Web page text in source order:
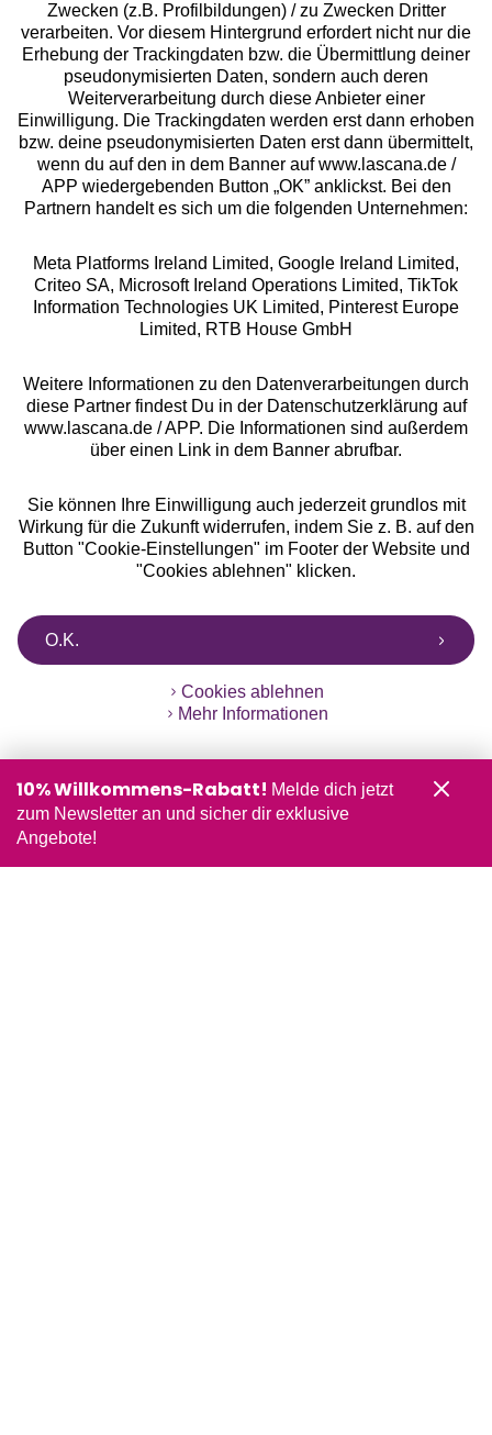
Beratung
Über uns
Rechtliches
Alle Preise inkl. MwSt., zzgl.
Versandkosten
** Bonität vorausgesetzt, berechtigt zur Bonitätsprüfung
Zwecken (z.B. Profilbildungen) / zu Zwecken Dritter
verarbeiten. Vor diesem Hintergrund erfordert nicht nur die
Erhebung der Trackingdaten bzw. die Übermittlung deiner
pseudonymisierten Daten, sondern auch deren
Weiterverarbeitung durch diese Anbieter einer
Einwilligung. Die Trackingdaten werden erst dann erhoben
bzw. deine pseudonymisierten Daten erst dann übermittelt,
wenn du auf den in dem Banner auf www.lascana.de /
APP wiedergebenden Button „OK” anklickst. Bei den
Partnern handelt es sich um die folgenden Unternehmen:
Meta Platforms Ireland Limited, Google Ireland Limited,
Criteo SA, Microsoft Ireland Operations Limited, TikTok
Information Technologies UK Limited, Pinterest Europe
Limited, RTB House GmbH
Weitere Informationen zu den Datenverarbeitungen durch
diese Partner findest Du in der Datenschutzerklärung auf
www.lascana.de / APP. Die Informationen sind außerdem
über einen Link in dem Banner abrufbar.
Sie können Ihre Einwilligung auch jederzeit grundlos mit
Wirkung für die Zukunft widerrufen, indem Sie z. B. auf den
Button "Cookie-Einstellungen" im Footer der Website und
"Cookies ablehnen" klicken.
O.K.
Cookies ablehnen
Mehr Informationen
10% Willkommens-Rabatt! Melde dich jetzt
zum Newsletter an und sicher dir exklusive
Angebote!